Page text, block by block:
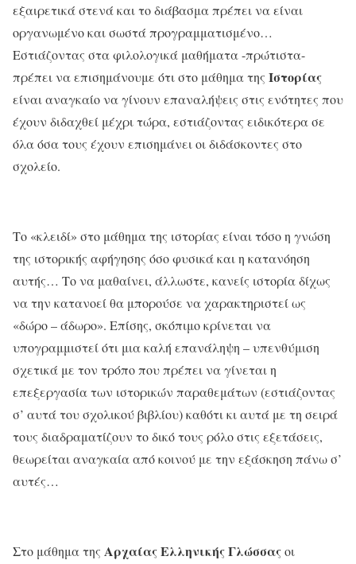
εξαιρετικά στενά και το διάβασμα πρέπει να είναι
οργανωμένο και σωστά προγραμματισμένο…
Εστιάζοντας στα φιλολογικά μαθήματα -πρώτιστα-
πρέπει να επισημάνουμε ότι στο μάθημα της Ιστορίας
είναι αναγκαίο να γίνουν επαναλήψεις στις ενότητες που
έχουν διδαχθεί μέχρι τώρα, εστιάζοντας ειδικότερα σε
όλα όσα τους έχουν επισημάνει οι διδάσκοντες στο
σχολείο.
Το «κλειδί» στο μάθημα της ιστορίας είναι τόσο η γνώση
της ιστορικής αφήγησης όσο φυσικά και η κατανόηση
αυτής… Το να μαθαίνει, άλλωστε, κανείς ιστορία δίχως
να την κατανοεί θα μπορούσε να χαρακτηριστεί ως
«δώρο – άδωρο». Επίσης, σκόπιμο κρίνεται να
υπογραμμιστεί ότι μια καλή επανάληψη – υπενθύμιση
σχετικά με τον τρόπο που πρέπει να γίνεται η
επεξεργασία των ιστορικών παραθεμάτων (εστιάζοντας
σ’ αυτά του σχολικού βιβλίου) καθότι κι αυτά με τη σειρά
τους διαδραματίζουν το δικό τους ρόλο στις εξετάσεις,
θεωρείται αναγκαία από κοινού με την εξάσκηση πάνω σ’
αυτές…
Στο μάθημα της Αρχαίας Ελληνικής Γλώσσαςοι